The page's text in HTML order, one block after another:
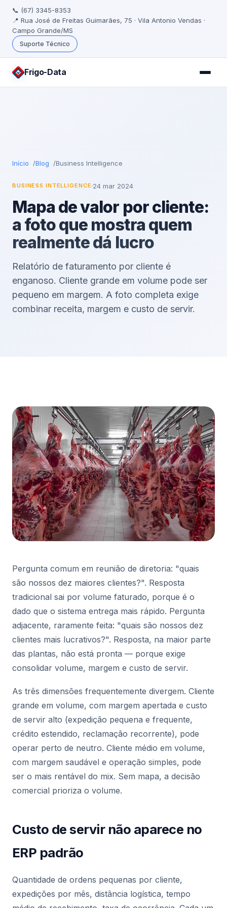
📞 (67) 3345-8353
📍 Rua José de Freitas Guimarães, 75 · Vila Antonio Vendas ·
Campo Grande/MS
Suporte Técnico
Frigo-Data
Início Blog Business Intelligence
BUSINESS INTELLIGENCE·24 mar 2024
Mapa de valor por cliente:
a foto que mostra quem
realmente dá lucro
Relatório de faturamento por cliente é
enganoso. Cliente grande em volume pode ser
pequeno em margem. A foto completa exige
combinar receita, margem e custo de servir.
Pergunta comum em reunião de diretoria: "quais
são nossos dez maiores clientes?". Resposta
tradicional sai por volume faturado, porque é o
dado que o sistema entrega mais rápido. Pergunta
adjacente, raramente feita: "quais são nossos dez
clientes mais lucrativos?". Resposta, na maior parte
das plantas, não está pronta — porque exige
consolidar volume, margem e custo de servir.
As três dimensões frequentemente divergem. Cliente
grande em volume, com margem apertada e custo
de servir alto (expedição pequena e frequente,
crédito estendido, reclamação recorrente), pode
operar perto de neutro. Cliente médio em volume,
com margem saudável e operação simples, pode
ser o mais rentável do mix. Sem mapa, a decisão
comercial prioriza o volume.
Custo de servir não aparece no
ERP padrão
Quantidade de ordens pequenas por cliente,
expedições por mês, distância logística, tempo